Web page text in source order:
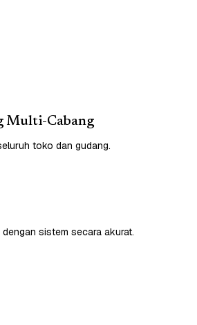
Multi-Cabang
toko dan gudang.
sistem secara akurat.